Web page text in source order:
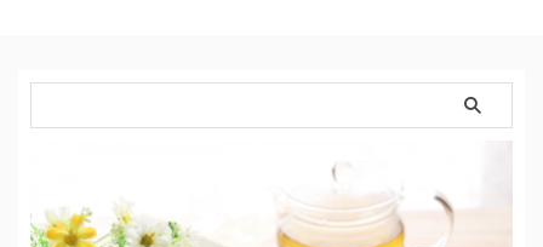
ないまま、1年が過ぎ、2年が過
なり、忙しくなって活動がなかな